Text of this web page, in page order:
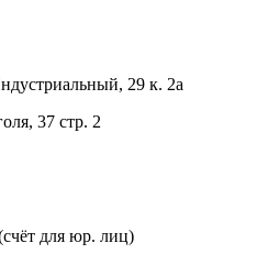
29 к. 2а
37 стр. 2
для юр. лиц)